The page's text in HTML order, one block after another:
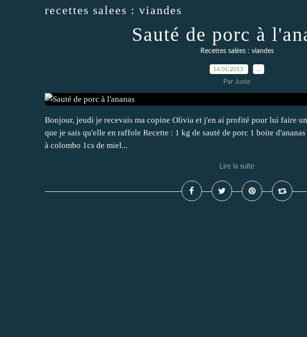
recettes salees : viandes
Sauté de porc à
Recettes salées : viandes
14.01.2013
Par Juste
Bonjour, jeudi je recevais ma copine Olivia et j'en ai profité pour lui faire
que je sais qu'elle en raffole Recette : 1 kg de sauté de porc 1 boite
à colombo 1cs de miel...
Lire la suite